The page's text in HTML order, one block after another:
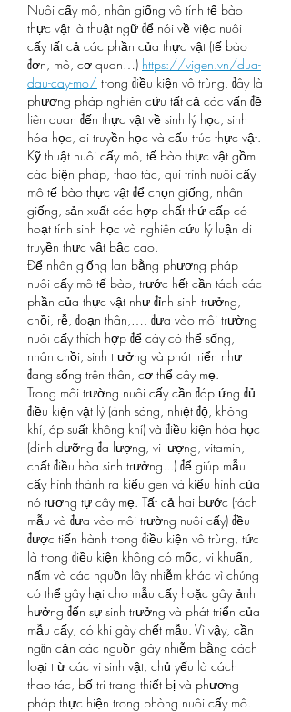
​Nuôi cấy mô, nhân giống vô tính tế bào
thực vật là thuật ngữ để nói về việc nuôi
cấy tất cả các phần của thực vật (tế bào
đơn, mô, cơ quan…) https://vigen.vn/dua-
dau-cay-mo/ trong điều kiện vô trùng, đây là
phương pháp nghiên cứu tất cả các vấn đề
liên quan đến thực vật về sinh lý học, sinh
hóa học, di truyền học và cấu trúc thực vật.
Kỹ thuật nuôi cấy mô, tế bào thực vật gồm
các biện pháp, thao tác, qui trình nuôi cấy
mô tế bào thực vật để chọn giống, nhân
giống, sản xuất các hợp chất thứ cấp có
hoạt tính sinh học và nghiên cứu lý luận di
truyền thực vật bậc cao.
Để nhân giống lan bằng phương pháp
nuôi cấy mô tế bào, trước hết cần tách các
phần của thực vật như đỉnh sinh trưởng,
chồi, rễ, đoạn thân,…, đưa vào môi trường
nuôi cấy thích hợp để cây có thể sống,
nhân chồi, sinh trưởng và phát triển như
đang sống trên thân, cơ thể cây mẹ.
​Trong môi trường nuôi cấy cần đáp ứng đủ
điều kiện vật lý (ánh sáng, nhiệt độ, không
khí, áp suất không khí) và điều kiện hóa học
(dinh dưỡng đa lượng, vi lượng, vitamin,
chất điều hòa sinh trưởng...) để giúp mẫu
cấy hình thành ra kiểu gen và kiểu hình của
nó tương tự cây mẹ. Tất cả hai bước (tách
mẫu và đưa vào môi trường nuôi cấy) đều
được tiến hành trong điều kiện vô trùng, tức
là trong điều kiện không có mốc, vi khuẩn,
nấm và các nguồn lây nhiễm khác vì chúng
có thể gây hại cho mẫu cấy hoặc gây ảnh
hưởng đến sự sinh trưởng và phát triển của
mẫu cấy, có khi gây chết mẫu. Vì vậy, cần
ngăn cản các nguồn gây nhiễm bằng cách
loại trừ các vi sinh vật, chủ yếu là cách
thao tác, bố trí trang thiết bị và phương
pháp thực hiện trong phòng nuôi cấy mô.